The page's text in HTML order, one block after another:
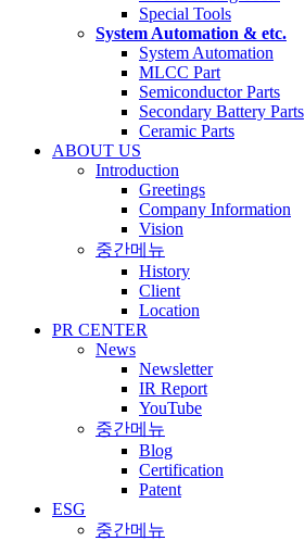
Special Tools
System Automation & etc.
System Automation
MLCC Part
Semiconductor Parts
Secondary Battery Parts
Ceramic Parts
ABOUT US
Introduction
Greetings
Company Information
Vision
중간메뉴
History
Client
Location
PR CENTER
News
Newsletter
IR Report
YouTube
중간메뉴
Blog
Certification
Patent
ESG
중간메뉴